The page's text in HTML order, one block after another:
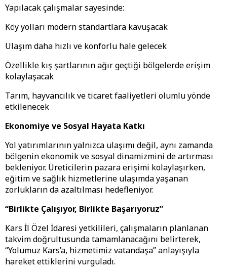
Yapılacak çalışmalar sayesinde:
Köy yolları modern standartlara kavuşacak
Ulaşım daha hızlı ve konforlu hale gelecek
Özellikle kış şartlarının ağır geçtiği bölgelerde erişim
kolaylaşacak
Tarım, hayvancılık ve ticaret faaliyetleri olumlu yönde
etkilenecek
Ekonomiye ve Sosyal Hayata Katkı
Yol yatırımlarının yalnızca ulaşımı değil, aynı zamanda
bölgenin ekonomik ve sosyal dinamizmini de artırması
bekleniyor. Üreticilerin pazara erişimi kolaylaşırken,
eğitim ve sağlık hizmetlerine ulaşımda yaşanan
zorlukların da azaltılması hedefleniyor.
“Birlikte Çalışıyor, Birlikte Başarıyoruz”
Kars İl Özel İdaresi yetkilileri, çalışmaların planlanan
takvim doğrultusunda tamamlanacağını belirterek,
“Yolumuz Kars’a, hizmetimiz vatandaşa” anlayışıyla
hareket ettiklerini vurguladı.